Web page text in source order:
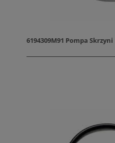
6194309M91 Pompa Skrzyni